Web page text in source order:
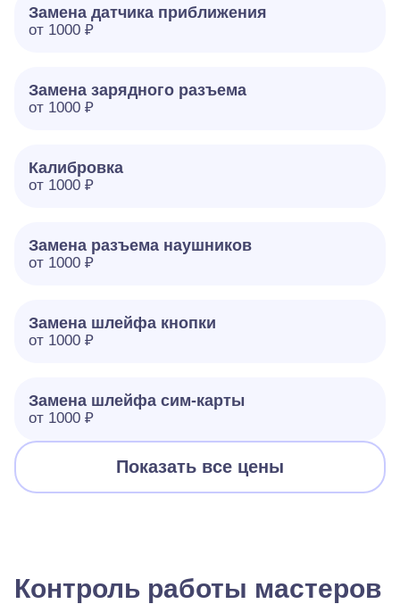
Замена датчика приближения
от 1000 ₽
Замена зарядного разъема
от 1000 ₽
Калибровка
от 1000 ₽
Замена разъема наушников
от 1000 ₽
Замена шлейфа кнопки
от 1000 ₽
Замена шлейфа сим-карты
от 1000 ₽
Показать все цены
Контроль работы мастеров